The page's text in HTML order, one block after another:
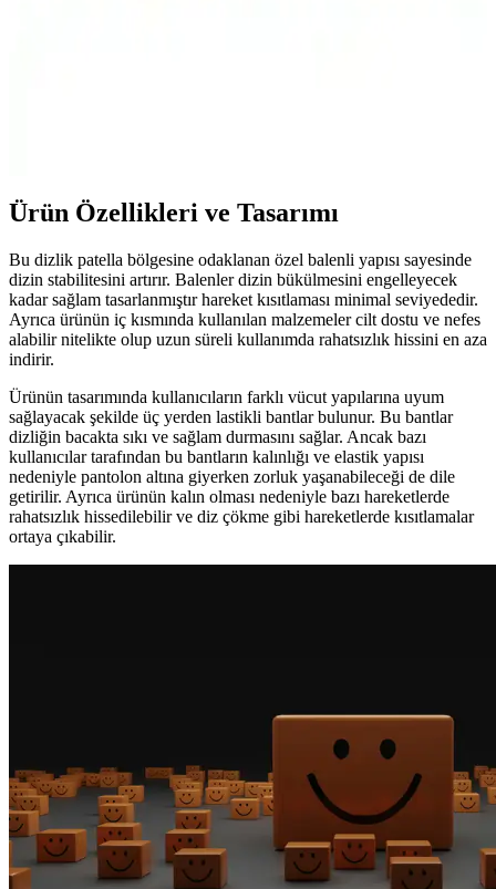
Ürün Özellikleri ve Tasarımı
Bu dizlik patella bölgesine odaklanan özel balenli yapısı sayesinde
dizin stabilitesini artırır. Balenler dizin bükülmesini engelleyecek
kadar sağlam tasarlanmıştır hareket kısıtlaması minimal seviyededir.
Ayrıca ürünün iç kısmında kullanılan malzemeler cilt dostu ve nefes
alabilir nitelikte olup uzun süreli kullanımda rahatsızlık hissini en aza
indirir.
Ürünün tasarımında kullanıcıların farklı vücut yapılarına uyum
sağlayacak şekilde üç yerden lastikli bantlar bulunur. Bu bantlar
dizliğin bacakta sıkı ve sağlam durmasını sağlar. Ancak bazı
kullanıcılar tarafından bu bantların kalınlığı ve elastik yapısı
nedeniyle pantolon altına giyerken zorluk yaşanabileceği de dile
getirilir. Ayrıca ürünün kalın olması nedeniyle bazı hareketlerde
rahatsızlık hissedilebilir ve diz çökme gibi hareketlerde kısıtlamalar
ortaya çıkabilir.